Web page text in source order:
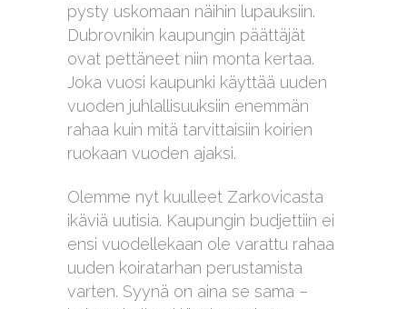
pysty uskomaan näihin lupauksiin.
Dubrovnikin kaupungin päättäjät
ovat pettäneet niin monta kertaa.
Joka vuosi kaupunki käyttää uuden
vuoden juhlallisuuksiin enemmän
rahaa kuin mitä tarvittaisiin koirien
ruokaan vuoden ajaksi.
Olemme nyt kuulleet Zarkovicasta
ikäviä uutisia. Kaupungin budjettiin ei
ensi vuodellekaan ole varattu rahaa
uuden koiratarhan perustamista
varten. Syynä on aina se sama –